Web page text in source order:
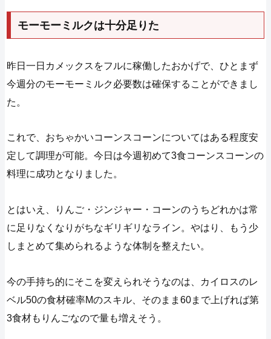
モーモーミルクは十分足りた
昨日一日カメックスをフルに稼働したおかげで、ひとまず
今週分のモーモーミルク必要数は確保することができまし
た。
これで、おちゃかいコーンスコーンについてはある程度安
定して調理が可能。今日は今週初めて3食コーンスコーンの
料理に成功となりました。
とはいえ、りんご・ジンジャー・コーンのうちどれかは常
に足りなくなりがちなギリギリなライン。やはり、もう少
しまとめて集められるような体制を整えたい。
今の手持ち的にそこを変えられそうなのは、カイロスのレ
ベル50の食材確率Mのスキル、そのまま60まで上げれば第
3食材もりんごなので量も増えそう。